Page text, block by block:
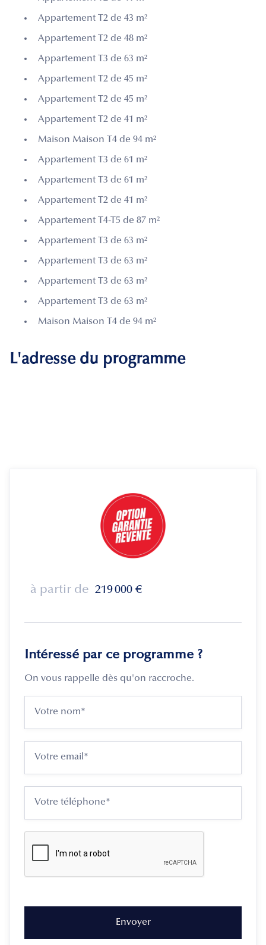
Appartement T2 de 43 m²
Appartement T2 de 48 m²
Appartement T3 de 63 m²
Appartement T2 de 45 m²
Appartement T2 de 45 m²
Appartement T2 de 41 m²
Maison Maison T4 de 94 m²
Appartement T3 de 61 m²
Appartement T3 de 61 m²
Appartement T2 de 41 m²
Appartement T4-T5 de 87 m²
Appartement T3 de 63 m²
Appartement T3 de 63 m²
Appartement T3 de 63 m²
Appartement T3 de 63 m²
Maison Maison T4 de 94 m²
L'adresse du programme
à partir de 219 000 €
Intéressé par ce programme ?
On vous rappelle dès qu'on raccroche.